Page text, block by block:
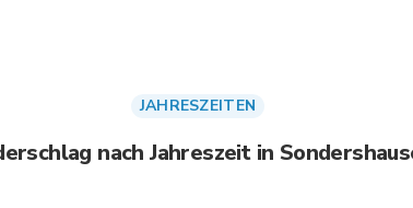
JAHRESZEITEN
nach Jahreszeit in